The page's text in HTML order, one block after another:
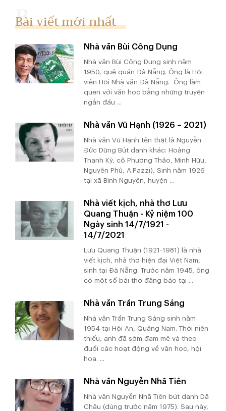
Bài viết mới nhất
Nhà văn Bùi Công Dụng
Nhà văn Bùi Công Dụng sinh năm
1950, quê quán Đà Nẵng. Ông là Hội
viên Hội Nhà văn Đà Nẵng. Ông làm
quen với văn học bằng những truyện
ngắn đầu ...
Nhà văn Vũ Hạnh (1926 – 2021)
Nhà văn Vũ Hạnh tên thật là Nguyễn
Đức Dũng Bút danh khác: Hoàng
Thanh Kỳ, cô Phương Thảo, Minh Hữu,
Nguyên Phủ, A.Pazzi), Sinh năm 1926
tại xã Bình Nguyên, huyện ...
Nhà viết kịch, nhà thơ Lưu
Quang Thuận - Kỷ niệm 100
Ngày sinh 14/7/1921 -
14/7/2021
Lưu Quang Thuận (1921-1981) là nhà
viết kịch, nhà thơ hiện đại Việt Nam,
sinh tại Đà Nẵng. Trước năm 1945, ông
có một số bài thơ đăng báo tại ...
Nhà văn Trần Trung Sáng
Nhà văn Trần Trung Sáng sinh năm
1954 tại Hội An, Quảng Nam. Thời niên
thiếu, anh đã sớm đam mê và theo
đuổi các hoạt động về văn học, hội
họa. ...
Nhà văn Nguyễn Nhã Tiên
Nhà văn Nguyễn Nhã Tiên bút danh Dã
Châu (dùng trước năm 1975). Sau này,